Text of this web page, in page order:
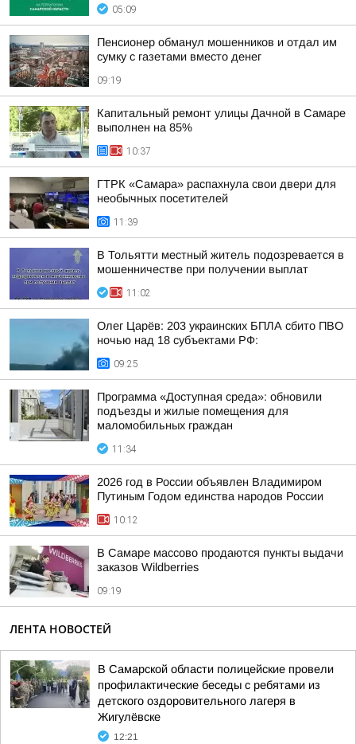
05:09
Пенсионер обманул мошенников и отдал им
сумку с газетами вместо денег
09:19
Капитальный ремонт улицы Дачной в Самаре
выполнен на 85%
10:37
ГТРК «Самара» распахнула свои двери для
необычных посетителей
11:39
В Тольятти местный житель подозревается в
мошенничестве при получении выплат
11:02
Олег Царёв: 203 украинских БПЛА сбито ПВО
ночью над 18 субъектами РФ:
09:25
Программа «Доступная среда»: обновили
подъезды и жилые помещения для
маломобильных граждан
11:34
2026 год в России объявлен Владимиром
Путиным Годом единства народов России
10:12
В Самаре массово продаются пункты выдачи
заказов Wildberries
09:19
ЛЕНТА НОВОСТЕЙ
В Самарской области полицейские провели
профилактические беседы с ребятами из
детского оздоровительного лагеря в
Жигулёвске
12:21